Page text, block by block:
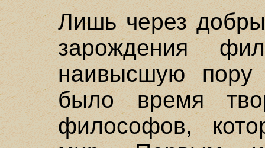
Лишь через
зарождения
наивысшую пору
было время
философов,